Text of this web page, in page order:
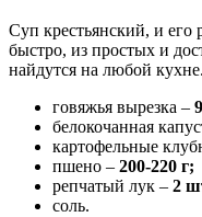
Суп крестьянский, и его
быстро, из простых и
найдутся на любой кухне.
говяжья вырезка –
белокочанная
картофельные
пшено – 200-220 г;
репчатый лук – 2
соль.